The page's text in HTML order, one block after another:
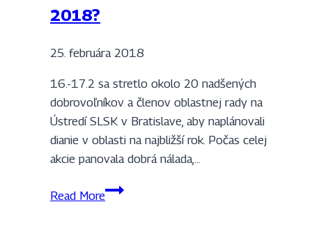
2018?
25. februára 2018
16.-17.2 sa stretlo okolo 20 nadšených
dobrovoľníkov a členov oblastnej rady na
Ústredí SLSK v Bratislave, aby naplánovali
dianie v oblasti na najbližší rok. Počas celej
akcie panovala dobrá nálada,…
Read MoreA